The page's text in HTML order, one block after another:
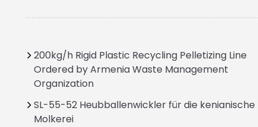
200kg/h Rigid Plastic Recycling Pelletizing Line
Ordered by Armenia Waste Management
Organization
SL-55-52 Heubballenwickler für die kenianische
Molkerei